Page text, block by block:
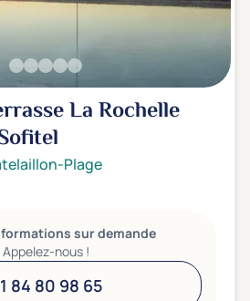
La Rochelle
Plage
sur demande
Appelez-nous !
84 80 98 65